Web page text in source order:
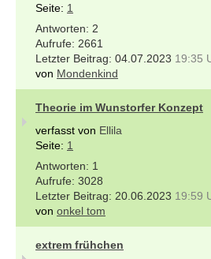
Seite: 1
2
2661
04.07.2023 19:35
von Mondenkind
Theorie im Wunstorfer Konzept
verfasst von Ellila
Seite: 1
1
3028
20.06.2023 19:59
von onkel tom
extrem frühchen